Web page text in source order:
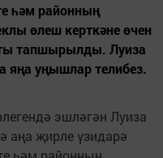
һәм районның
өлеш керткәне өчен
тапшырылды. Луиза
яңа уңышлар телибез.
эшләгән Луиза
аңа җирле үзидарә